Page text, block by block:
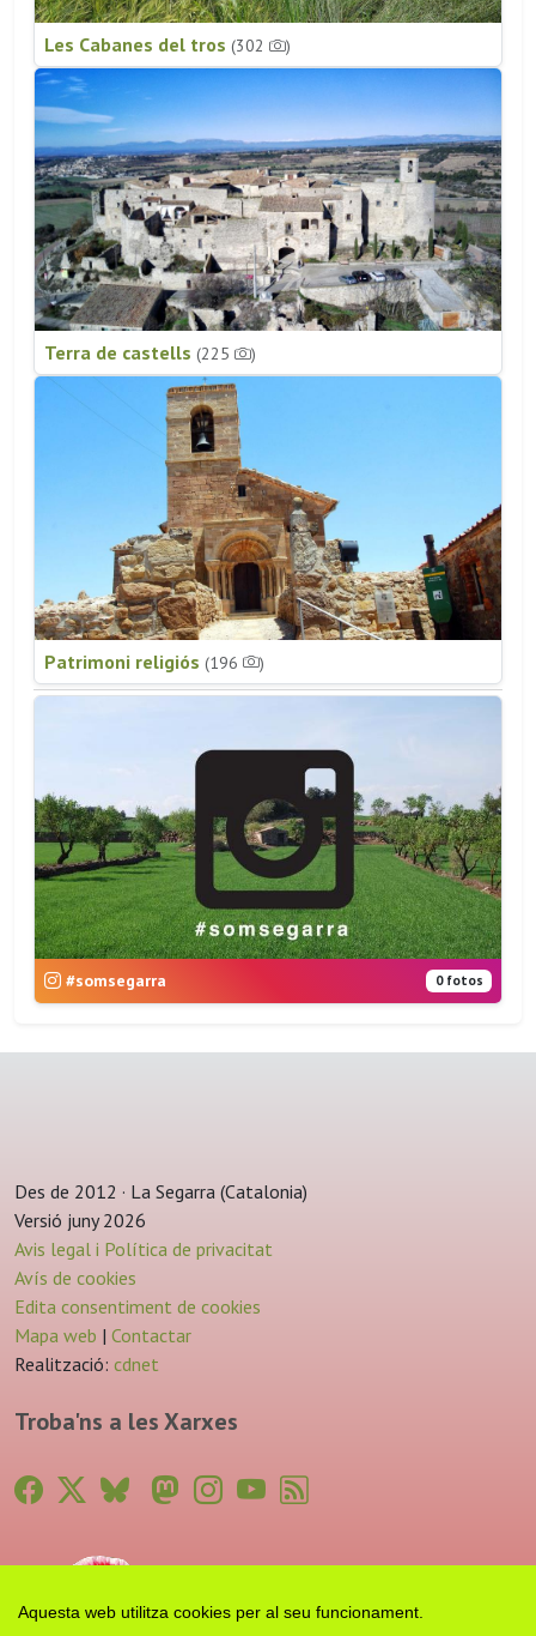
Aquesta web utilitza cookies per al seu funcionament.
Les Cabanes del tros (302 )
Terra de castells (225 )
Patrimoni religiós (196 )
#somsegarra 0 fotos
Des de 2012 · La Segarra (Catalonia)
Versió juny 2026
Avis legal i Política de privacitat
Avís de cookies
Edita consentiment de cookies
Mapa web | Contactar
Realització: cdnet
Troba'ns a les Xarxes